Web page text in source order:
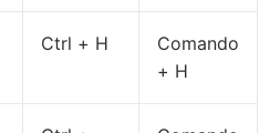
Ctrl + H
Comando
+ H